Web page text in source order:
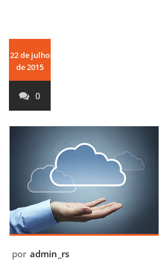
22 de julho
de 2015
0
por admin_rs